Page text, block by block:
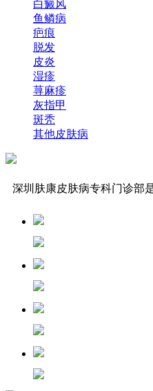
白癜风
鱼鳞病
疤痕
脱发
皮炎
湿疹
荨麻疹
灰指甲
斑秃
其他皮肤病
深圳肤康皮肤病专科门诊部